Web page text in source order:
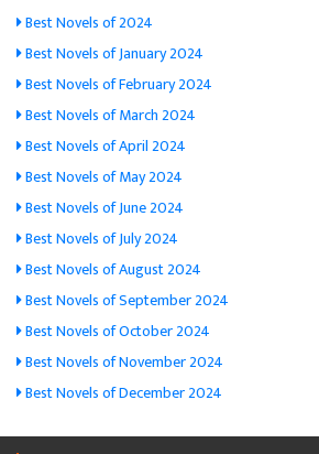
Best Novels of 2024
Best Novels of January 2024
Best Novels of February 2024
Best Novels of March 2024
Best Novels of April 2024
Best Novels of May 2024
Best Novels of June 2024
Best Novels of July 2024
Best Novels of August 2024
Best Novels of September 2024
Best Novels of October 2024
Best Novels of November 2024
Best Novels of December 2024